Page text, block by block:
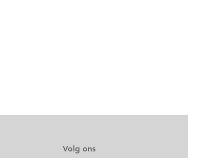
Volg ons